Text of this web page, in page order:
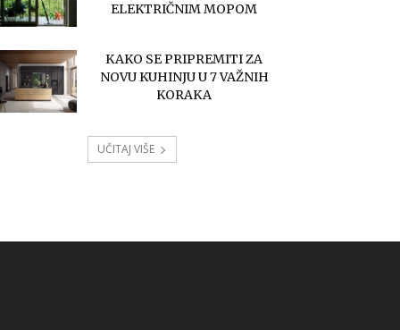
ELEKTRIČNIM MOPOM
KAKO SE PRIPREMITI ZA
NOVU KUHINJU U 7 VAŽNIH
KORAKA
UČITAJ VIŠE